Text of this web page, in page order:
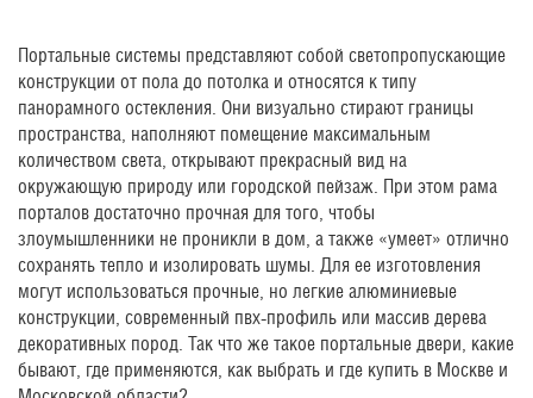
Портальные системы представляют собой светопропускающие
конструкции от пола до потолка и относятся к типу
панорамного остекления. Они визуально стирают границы
пространства, наполняют помещение максимальным
количеством света, открывают прекрасный вид на
окружающую природу или городской пейзаж. При этом рама
порталов достаточно прочная для того, чтобы
злоумышленники не проникли в дом, а также «умеет» отлично
сохранять тепло и изолировать шумы. Для ее изготовления
могут использоваться прочные, но легкие алюминиевые
конструкции, современный пвх-профиль или массив дерева
декоративных пород. Так что же такое портальные двери, какие
бывают, где применяются, как выбрать и где купить в Москве и